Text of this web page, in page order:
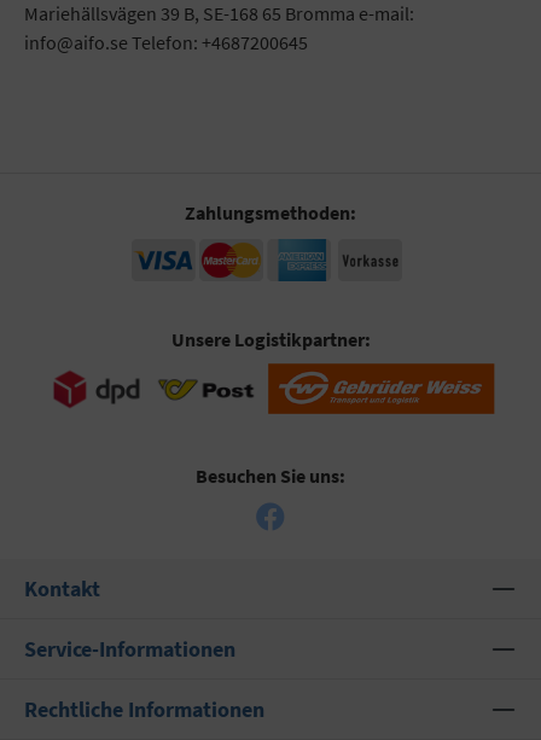
Mariehällsvägen 39 B, SE-168 65 Bromma e-mail:
info@aifo.se Telefon: +4687200645
Zahlungsmethoden:
Unsere Logistikpartner:
Besuchen Sie uns:
Kontakt
Service-Informationen
Rechtliche Informationen